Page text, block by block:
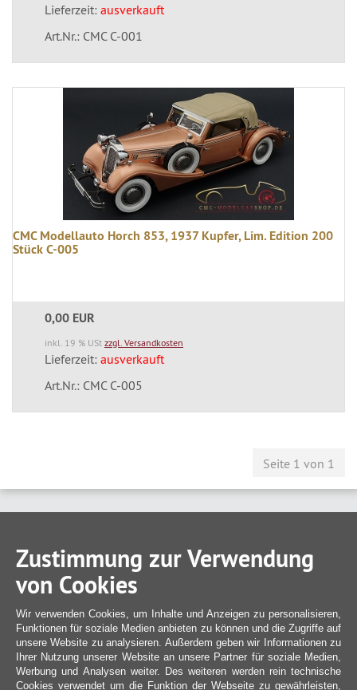
Lieferzeit: ausverkauft
Art.Nr.: CMC C-001
CMC Modellauto Horch 853, 1937 Kupfer, Lim. Edition 200
Stück C-005
0,00 EUR
inkl. 19 % USt zzgl. Versandkosten
Lieferzeit: ausverkauft
Art.Nr.: CMC C-005
Seite 1 von 1
Zustimmung zur Verwendung
von Cookies
Wir verwenden Cookies, um Inhalte und Anzeigen zu personalisieren,
Funktionen für soziale Medien anbieten zu können und die Zugriffe auf
unsere Website zu analysieren. Außerdem geben wir Informationen zu
Ihrer Nutzung unserer Website an unsere Partner für soziale Medien,
Werbung und Analysen weiter. Des weiteren werden rein technische
Cookies verwendet um die Funktion der Webseite zu gewährleisten,